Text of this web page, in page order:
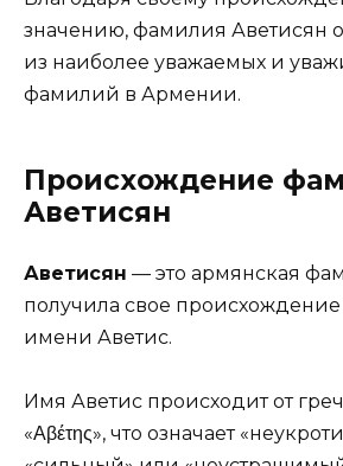
значению, фамилия Аветисян
из наиболее уважаемых и
фамилий в Армении.
Происхождение
Аветисян
Аветисян — это армянская
получила свое происхождение
имени Аветис.
Имя Аветис происходит от
«Αβέτης», что означает